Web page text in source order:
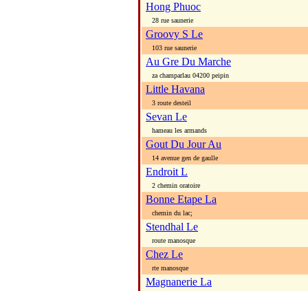
Hong Phuoc
28 rue saunerie
Groovy S Le
103 rue saunerie
Au Gre Du Marche
za champarlau 04200 peipin
Little Havana
3 route desteil
Sevan Le
hameau les armands
Gout Du Jour Au
14 avenue gen de gaulle
Endroit L
2 chemin oratoire
Bonne Etape La
chemin du lac;
Stendhal Le
route manosque
Chez Le
rte manosque
Magnanerie La